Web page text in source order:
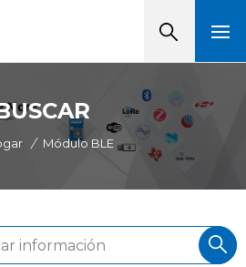
/ Módulo BLE